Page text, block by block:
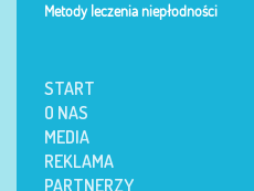
Metody leczenia niepłodności
START
O NAS
MEDIA
REKLAMA
PARTNERZY